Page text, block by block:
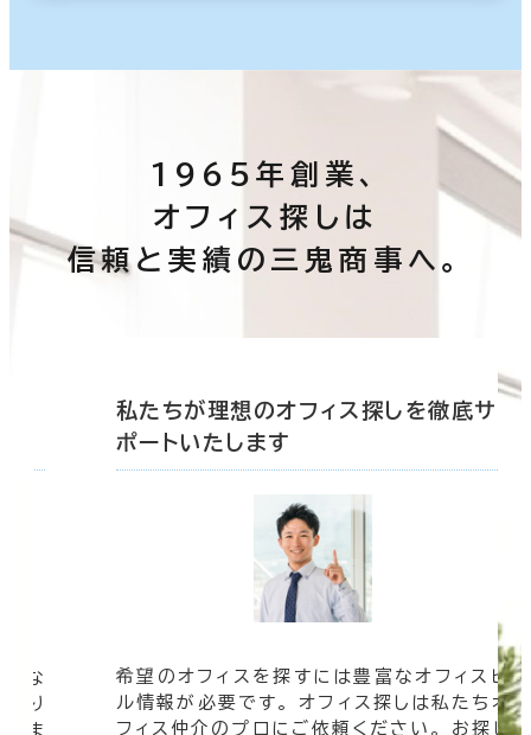
1965年創業、
オフィス探しは
信頼と実績の三鬼商事へ。
んな
り
しま
私たちが理想のオフィス探しを徹底サ
ポートいたします
希望のオフィスを探すには豊富なオフィスビ
ル情報が必要です。 オフィス探しは私たちオ
フィス仲介のプロにご依頼ください。 お探し